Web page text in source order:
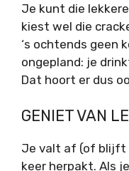
Je kunt die
kiest wel die
‘s ochtends geen
ongepland: je
Dat hoort er dus
GENIET VAN
Je valt af (of blijft
keer herpakt. Als